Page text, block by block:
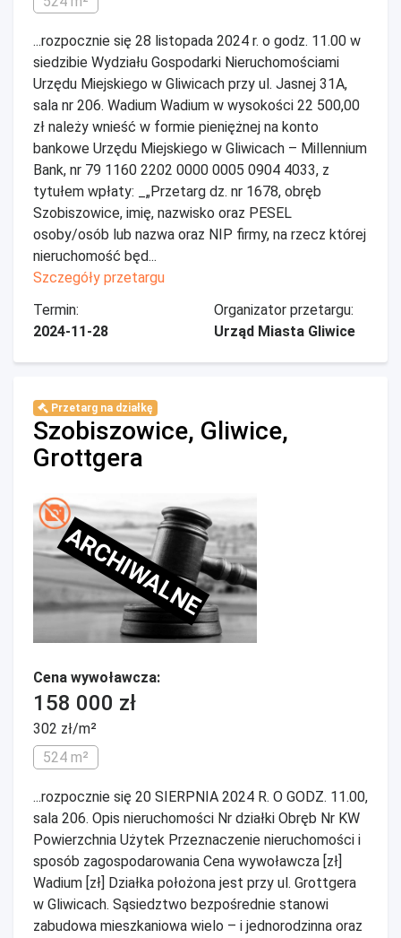
...rozpocznie się 28 listopada 2024 r. o godz. 11.00 w
siedzibie Wydziału Gospodarki Nieruchomościami
Urzędu Miejskiego w Gliwicach przy ul. Jasnej 31A,
sala nr 206. Wadium Wadium w wysokości 22 500,00
zł należy wnieść w formie pieniężnej na konto
bankowe Urzędu Miejskiego w Gliwicach – Millennium
Bank, nr 79 1160 2202 0000 0005 0904 4033, z
tytułem wpłaty: _„Przetarg dz. nr 1678, obręb
Szobiszowice, imię, nazwisko oraz PESEL
osoby/osób lub nazwa oraz NIP firmy, na rzecz której
nieruchomość będ...
Szczegóły przetargu
Termin:
2024-11-28
Organizator przetargu:
Urząd Miasta Gliwice
Przetarg na działkę
Szobiszowice, Gliwice,
Grottgera
ARCHIWALNE
Cena wywoławcza:
158 000 zł
302 zł/m²
524 m²
...rozpocznie się 20 SIERPNIA 2024 R. O GODZ. 11.00,
sala 206. Opis nieruchomości Nr działki Obręb Nr KW
Powierzchnia Użytek Przeznaczenie nieruchomości i
sposób zagospodarowania Cena wywoławcza [zł]
Wadium [zł] Działka położona jest przy ul. Grottgera
w Gliwicach. Sąsiedztwo bezpośrednie stanowi
zabudowa mieszkaniowa wielo – i jednorodzinna oraz